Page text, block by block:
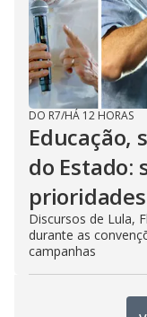
DO R7/HÁ 12 HORAS
Educação,
do Estado:
Discursos de Lula,
durante as
campanhas